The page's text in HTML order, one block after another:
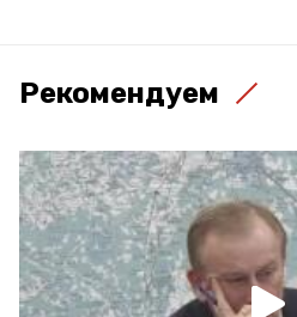
Рекомендуем